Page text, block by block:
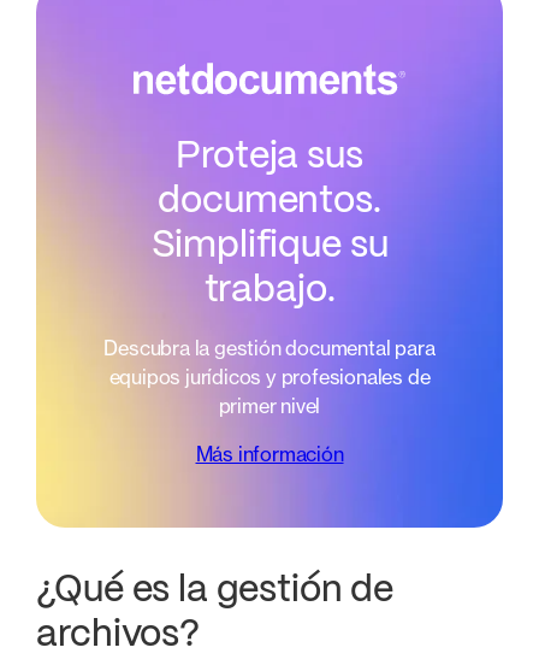
Proteja sus
documentos.
Simplifique su
trabajo.
Descubra la gestión documental para
equipos jurídicos y profesionales de
primer nivel
Más información
¿Qué es la gestión de
archivos?